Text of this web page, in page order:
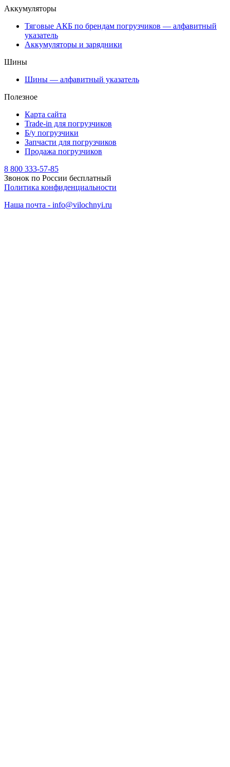
Аккумуляторы
Тяговые АКБ по брендам погрузчиков — алфавитный
указатель
Аккумуляторы и зарядники
Шины
Шины — алфавитный указатель
Полезное
Карта сайта
Trade-in для погрузчиков
Б/у погрузчики
Запчасти для погрузчиков
Продажа погрузчиков
8 800 333-57-85
Звонок по России бесплатный
Политика конфиденциальности
Наша почта - info@vilochnyi.ru